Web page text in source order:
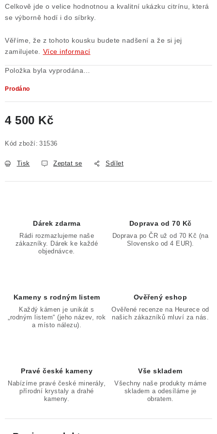
Celkově jde o velice hodnotnou a kvalitní ukázku citrínu, která
se výborně hodí i do síbrky.
Věříme, že z tohoto kousku budete nadšení a že si jej
zamilujete.
Více informací
Položka byla vyprodána…
Prodáno
4 500 Kč
Kód zboží: 31536
Tisk Zeptat se Sdílet
Dárek zdarma
Rádi rozmazlujeme naše
zákazníky. Dárek ke každé
objednávce.
Doprava od 70 Kč
Doprava po ČR už od 70 Kč (na
Slovensko od 4 EUR).
Kameny s rodným listem
Každý kámen je unikát s
„rodným listem“ (jeho název, rok
a místo nálezu).
Ověřený eshop
Ověřené recenze na Heurece od
našich zákazníků mluví za nás.
Pravé české kameny
Nabízíme pravé české minerály,
přírodní krystaly a drahé
kameny.
Vše skladem
Všechny naše produkty máme
skladem a odesíláme je
obratem.